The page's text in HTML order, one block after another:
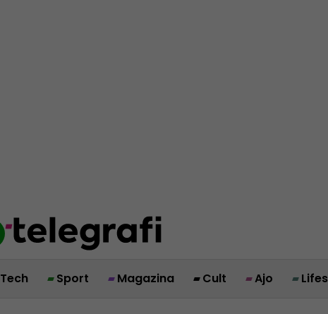
Tech Sport Magazina Cult Ajo